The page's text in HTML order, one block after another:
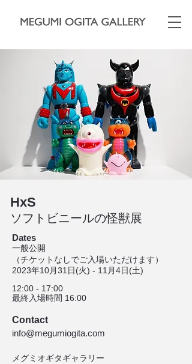
HxS
ソフトビニールの怪獣展
Dates
一般公開
（チケットなしでご入場いただけます）
2023年10月31日(火) - 11月4日(土)
12:00 - 17:00
最終入場時間 16:00
Contact
info@megumiogita.com
メグミオギタギャラリー